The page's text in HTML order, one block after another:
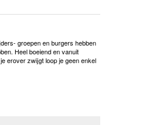
groepen en burgers hebben
Heel boeiend en vanuit
erover zwijgt loop je geen enkel